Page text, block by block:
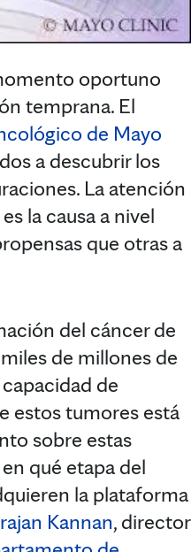
oportuno
temprana. El
de Mayo
a descubrir los
La atención
la causa a nivel
que otras a
del cáncer de
de millones de
de
estos tumores está
sobre estas
qué etapa del
la plataforma
Kannan, director